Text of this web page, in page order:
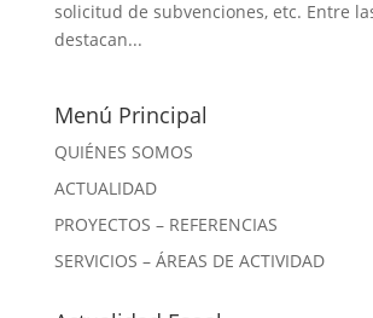
solicitud de subvenciones, etc. Entre
destacan...
Menú Principal
QUIÉNES SOMOS
ACTUALIDAD
PROYECTOS – REFERENCIAS
SERVICIOS – ÁREAS DE ACTIVIDAD